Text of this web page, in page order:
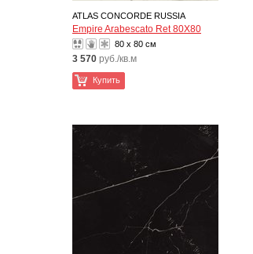
ATLAS CONCORDE RUSSIA
Empire Arabescato Ret 80X80
80 x 80 см
3 570 руб./кв.м
Купить